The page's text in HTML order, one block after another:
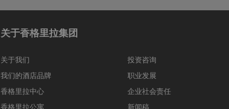
关于香格里拉集团
关于我们
我们的酒店品牌
香格里拉中心
香格里拉公寓
投资咨询
职业发展
企业社会责任
新闻稿